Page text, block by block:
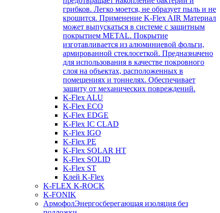
грибков. Легко моется, не образует пыль и не
крошится. Применение K-Flex AIR Материал
может выпускаться в системе c защитным
покрытием METAL. Покрытие
изготавливается из алюминиевой фольги,
армированной стеклосеткой. Предназначено
для использования в качестве покровного
слоя на объектах, расположенных в
помещениях и тоннелях. Обеспечивает
защиту от механических повреждений.
K-Flex ALU
K-Flex ECO
K-Flex EDGE
K-Flex IC CLAD
K-Flex IGO
K-Flex PE
K-Flex SOLAR HT
K-Flex SOLID
K-Flex ST
Клей K-Flex
K-FLEX K-ROCK
K-FONIK
АрмофолЭнергосберегающая изоляция без